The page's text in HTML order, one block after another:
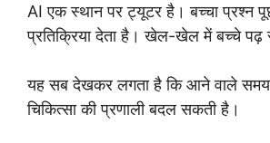
AI एक स्थान पर ट्यूटर है। बच्चा प्रश्न
प्रतिक्रिया देता है। खेल-खेल में बच्चे
यह सब देखकर लगता है कि आने वाले समय
चिकित्सा की प्रणाली बदल सकती है।